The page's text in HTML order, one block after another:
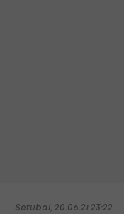
Setubal, 20.06.21 23:22